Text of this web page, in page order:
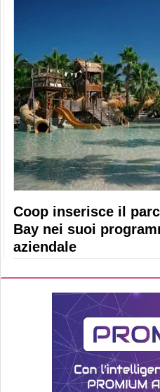
Coop inserisce il
Bay nei suoi
aziendale